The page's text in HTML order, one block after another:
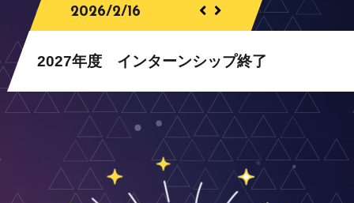
2026/2/16
2027年度 インターンシップ終了